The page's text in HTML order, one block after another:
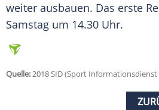
weiter ausbauen. Das erste
Samstag um 14.30 Uhr.
Quelle:2018 SID (Sport Informationsdienst